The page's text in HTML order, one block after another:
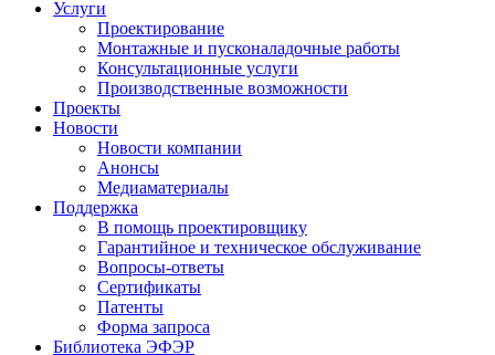
Услуги
Проектирование
Монтажные и пусконаладочные работы
Консультационные услуги
Производственные возможности
Проекты
Новости
Новости компании
Анонсы
Медиаматериалы
Поддержка
В помощь проектировщику
Гарантийное и техническое обслуживание
Вопросы-ответы
Сертификаты
Патенты
Форма запроса
Библиотека ЭФЭР